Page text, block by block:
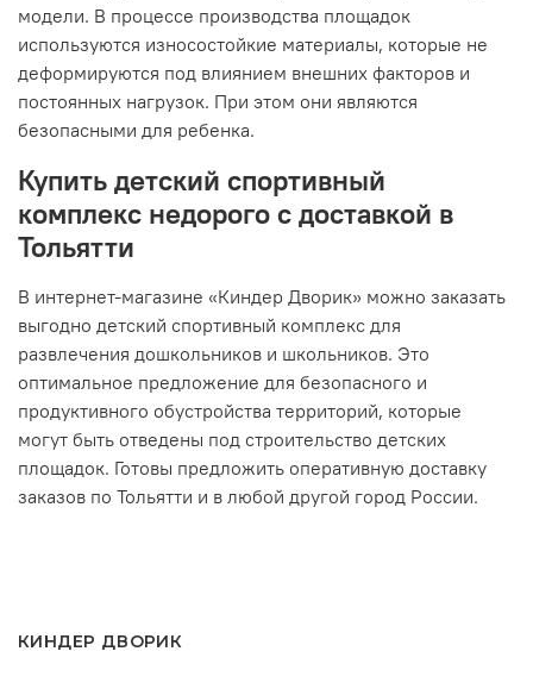
модели. В процессе производства площадок
используются износостойкие материалы, которые не
деформируются под влиянием внешних факторов и
постоянных нагрузок. При этом они являются
безопасными для ребенка.
Купить детский спортивный
комплекс недорого с доставкой в
Тольятти
В интернет-магазине «Киндер Дворик» можно заказать
выгодно детский спортивный комплекс для
развлечения дошкольников и школьников. Это
оптимальное предложение для безопасного и
продуктивного обустройства территорий, которые
могут быть отведены под строительство детских
площадок. Готовы предложить оперативную доставку
заказов по Тольятти и в любой другой город России.
КИНДЕР ДВОРИК